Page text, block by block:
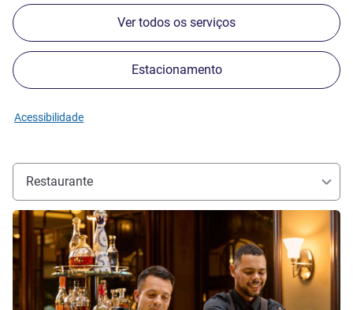
Ver todos os serviços
Estacionamento
Acessibilidade
Restaurante
Ver detalhes